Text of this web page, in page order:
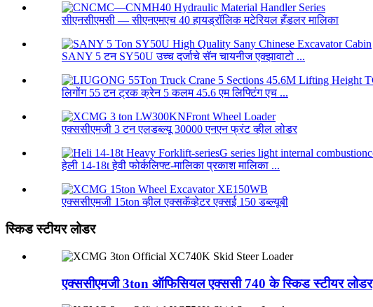
सीएनसीएमसी — सीएनएमएच 40 हायड्रॉलिक मटेरियल हँडलर मालिका
SANY 5 टन SY50U उच्च दर्जाचे सॅन चायनीज एक्झावाटो ...
लिगोंग 55 टन ट्रक क्रेन 5 कलम 45.6 एम लिफ्टिंग एच ...
एक्ससीएमजी 3 टन एलडब्ल्यू 30000 एनएन फ्रंट व्हील लोडर
हेली 14-18t हेवी फोर्कलिफ्ट-मालिका प्रकाश मालिका ...
एक्ससीएमजी 15ton व्हील एक्सकॅव्हेटर एक्सई 150 डब्ल्यूबी
स्किड स्टीयर लोडर
एक्ससीएमजी 3ton ऑफिसियल एक्ससी 740 के स्किड स्टीयर लोडर